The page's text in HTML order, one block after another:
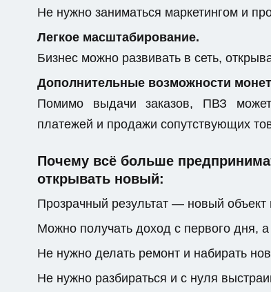
Не нужно заниматься маркетингом и
Легкое масштабирование.
Бизнес можно развивать в сеть,
Дополнительные возможности
Помимо выдачи заказов, ПВЗ может
платежей и продажи сопутствующих
Почему всё больше
открывать новый:
Прозрачный результат — новый объект
Можно получать доход с первого дня, а
Не нужно делать ремонт и набирать
Не нужно разбираться и с нуля